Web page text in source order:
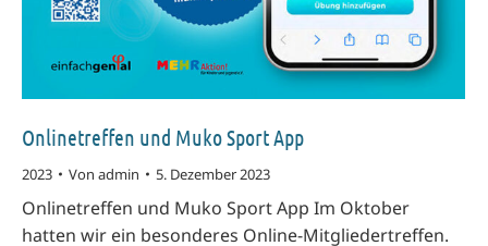
Onlinetreffen und Muko Sport App
2023 Von admin 5. Dezember 2023
Onlinetreffen und Muko Sport App Im Oktober
hatten wir ein besonderes Online-Mitgliedertreffen.